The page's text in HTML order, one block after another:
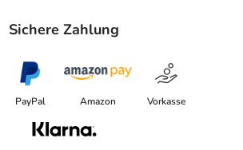
Sichere Zahlung
PayPal Amazon Vorkasse